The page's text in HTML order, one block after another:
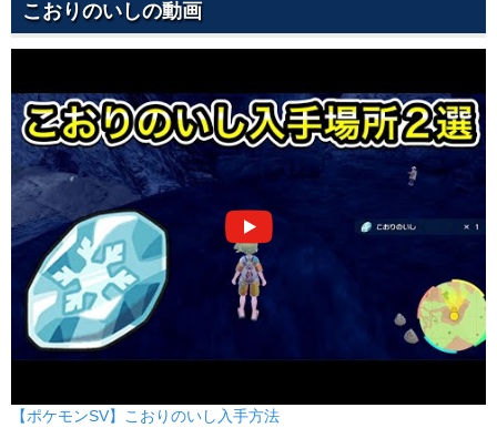
こおりのいしの動画
【ポケモンSV】こおりのいし入手方法